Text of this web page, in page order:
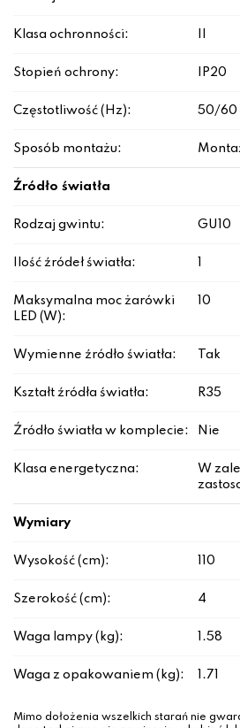
Klasa ochronności:
Stopień ochrony: IP20
Częstotliwość (Hz): 50/60
Sposób montażu:
Źródło światła
Rodzaj gwintu: GU10
Ilość źródeł światła:
Maksymalna moc żarówki
LED (W):
10
Wymienne źródło światła: Tak
Kształt źródła światła: R35
Źródło światła w komplecie: Nie
Klasa energetyczna:
W
Wymiary
Wysokość (cm): 110
Szerokość (cm): 4
Waga lampy (kg): 1.58
Waga z opakowaniem (kg): 1.71
Mimo dołożenia wszelkich starań nie